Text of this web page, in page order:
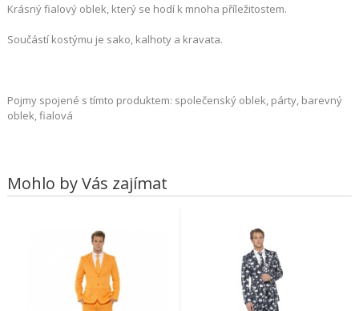
Krásný fialový oblek, který se hodí k mnoha příležitostem.
Součástí kostýmu je sako, kalhoty a kravata.
Pojmy spojené s tímto produktem: společenský oblek, párty, barevný
oblek, fialová
Mohlo by Vás zajímat